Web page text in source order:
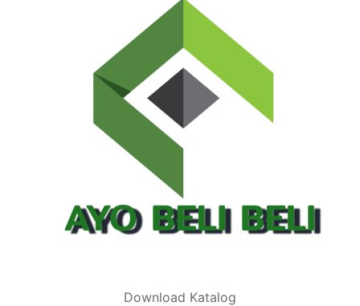
Download Katalog